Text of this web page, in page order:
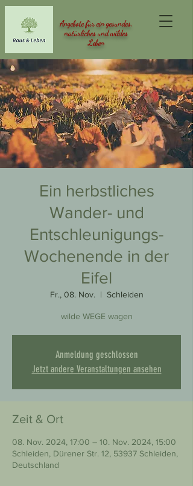
Angebote für ein gesundes,
natürliches und wildes
Leben
Ein herbstliches
Wander- und
Entschleunigungs-
Wochenende in der
Eifel
Fr., 08. Nov.
  |
Schleiden
wilde WEGE wagen
Anmeldung geschlossen
Jetzt andere Veranstaltungen ansehen
Zeit & Ort
08. Nov. 2024, 17:00 – 10. Nov. 2024, 15:00
Schleiden, Dürener Str. 12, 53937 Schleiden,
Deutschland